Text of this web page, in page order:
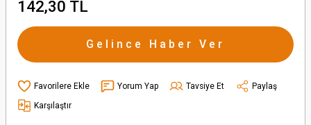
142,30 TL
Gelince Haber Ver
Yorum Yap Tavsiye Et
Paylaş
Karşılaştır